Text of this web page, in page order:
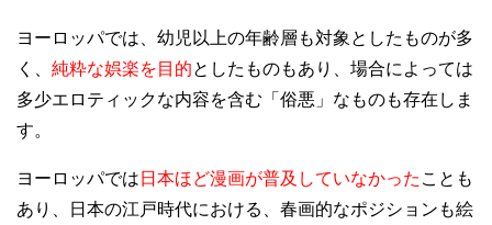
ヨーロッパでは、幼児以上の年齢層も対象としたものが多
く、 純粋な娯楽を目的としたものもあり、場合によっては
多少エロティックな内容を含む「俗悪」なものも存在しま
す。
ヨーロッパでは 日本ほど漫画が普及していなかった ことも
あり、日本の江戸時代における、春画的なポジションも絵